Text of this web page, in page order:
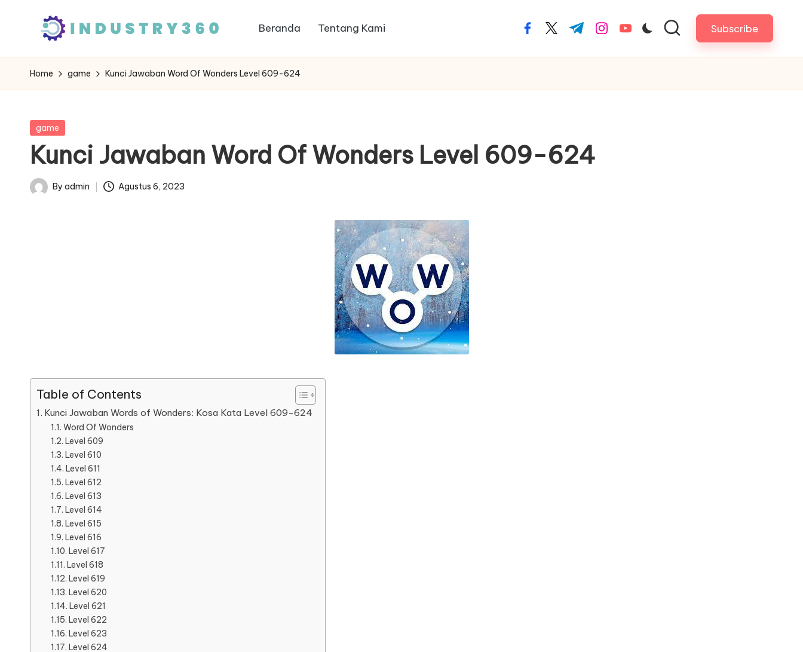
Beranda Tentang Kami facebook.com
twitter.com
t.me instagram.com
youtube.com Subscribe
Home game Kunci Jawaban Word Of Wonders Level 609-624
Posted
game
Kunci Jawaban Word Of Wonders Level 609-624
Posted
By admin Agustus 6, 2023
Table of Contents
Kunci Jawaban Words of Wonders: Kosa Kata Level 609-624
Word Of Wonders
Level 609
Level 610
Level 611
Level 612
Level 613
Level 614
Level 615
Level 616
Level 617
Level 618
Level 619
Level 620
Level 621
Level 622
Level 623
Level 624